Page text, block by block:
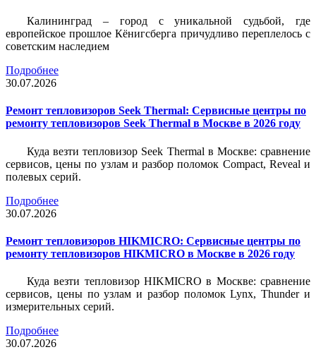
Калининград – город с уникальной судьбой, где
европейское прошлое Кёнигсберга причудливо переплелось с
советским наследием
Подробнее
30.07.2026
Ремонт тепловизоров Seek Thermal: Сервисные центры по
ремонту тепловизоров Seek Thermal в Москве в 2026 году
Куда везти тепловизор Seek Thermal в Москве: сравнение
сервисов, цены по узлам и разбор поломок Compact, Reveal и
полевых серий.
Подробнее
30.07.2026
Ремонт тепловизоров HIKMICRO: Сервисные центры по
ремонту тепловизоров HIKMICRO в Москве в 2026 году
Куда везти тепловизор HIKMICRO в Москве: сравнение
сервисов, цены по узлам и разбор поломок Lynx, Thunder и
измерительных серий.
Подробнее
30.07.2026